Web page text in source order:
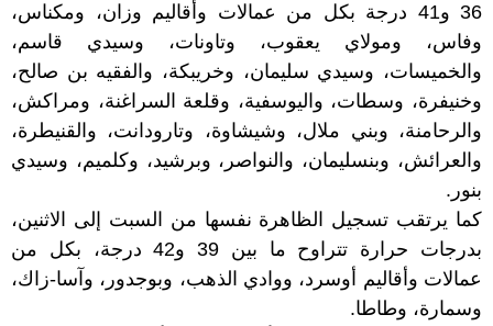
36 و41 درجة بكل من عمالات وأقاليم وزان، ومكناس،
وفاس، ومولاي يعقوب، وتاونات، وسيدي قاسم،
والخميسات، وسيدي سليمان، وخريبكة، والفقيه بن صالح،
وخنيفرة، وسطات، واليوسفية، وقلعة السراغنة، ومراكش،
والرحامنة، وبني ملال، وشيشاوة، وتارودانت، والقنيطرة،
والعرائش، وبنسليمان، والنواصر، وبرشيد، وكلميم، وسيدي
بنور.
كما يرتقب تسجيل الظاهرة نفسها من السبت إلى الاثنين،
بدرجات حرارة تتراوح ما بين 39 و42 درجة، بكل من
عمالات وأقاليم أوسرد، ووادي الذهب، وبوجدور، وآسا-زاك،
وسمارة، وطاطا.